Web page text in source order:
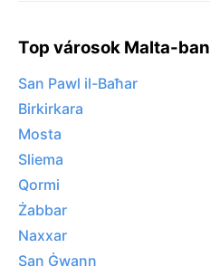
Top városok Malta-ban
San Pawl il-Baħar
Birkirkara
Mosta
Sliema
Qormi
Żabbar
Naxxar
San Ġwann